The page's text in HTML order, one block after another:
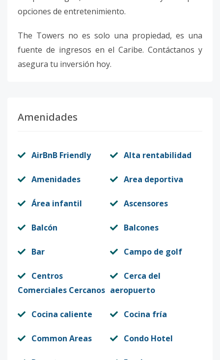
opciones de entretenimiento.
The Towers no es solo una propiedad, es una
fuente de ingresos en el Caribe. Contáctanos y
asegura tu inversión hoy.
Amenidades
AirBnB Friendly Alta rentabilidad
Amenidades Area deportiva
Área infantil Ascensores
Balcón Balcones
Bar Campo de golf
Centros
Comerciales Cercanos
Cerca del
aeropuerto
Cocina caliente Cocina fría
Common Areas Condo Hotel